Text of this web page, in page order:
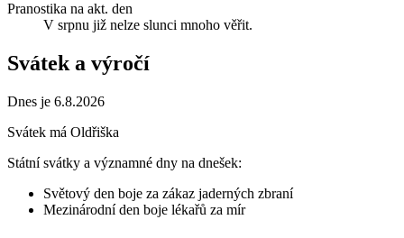
Pranostika na akt. den
V srpnu již nelze slunci mnoho věřit.
Svátek a výročí
Dnes je 6.8.2026
Svátek má Oldřiška
Státní svátky a významné dny na dnešek:
Světový den boje za zákaz jaderných zbraní
Mezinárodní den boje lékařů za mír